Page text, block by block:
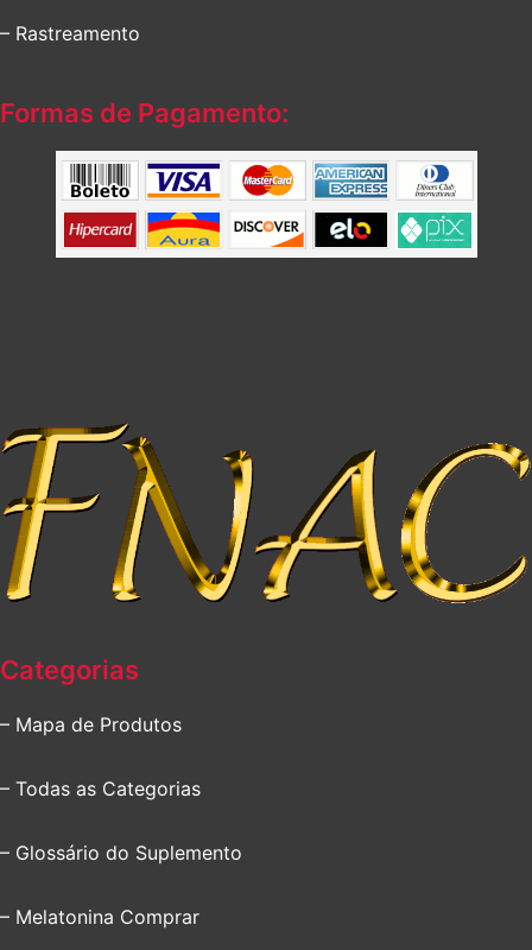
– Rastreamento
Formas de Pagamento:
Categorias
– Mapa de Produtos
– Todas as Categorias
– Glossário do Suplemento
– Melatonina Comprar